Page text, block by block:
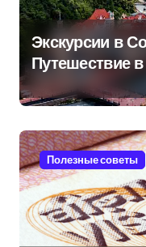
Экскурсии в
Путешествие
Полезные советы